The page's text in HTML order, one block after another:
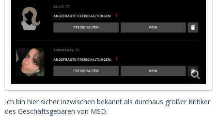
Ich bin hier sicher inzwischen bekannt als durchaus großer Kritiker
des Geschäftsgebaren von MSD.